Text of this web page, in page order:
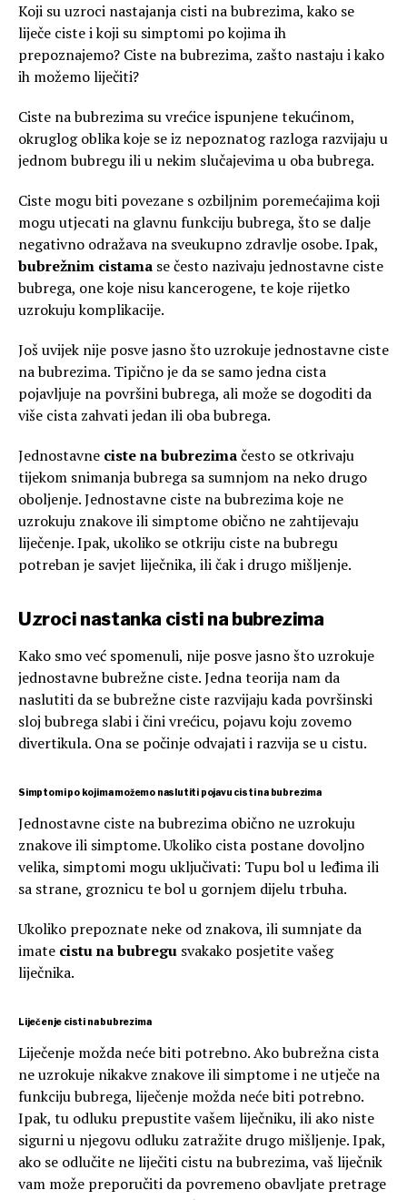
Koji su uzroci nastajanja cisti na bubrezima, kako se
liječe ciste i koji su simptomi po kojima ih
prepoznajemo? Ciste na bubrezima, zašto nastaju i kako
ih možemo liječiti?
Ciste na bubrezima su vrećice ispunjene tekućinom,
okruglog oblika koje se iz nepoznatog razloga razvijaju u
jednom bubregu ili u nekim slučajevima u oba bubrega.
Ciste mogu biti povezane s ozbiljnim poremećajima koji
mogu utjecati na glavnu funkciju bubrega, što se dalje
negativno odražava na sveukupno zdravlje osobe. Ipak,
bubrežnim cistama se često nazivaju jednostavne ciste
bubrega, one koje nisu kancerogene, te koje rijetko
uzrokuju komplikacije.
Još uvijek nije posve jasno što uzrokuje jednostavne ciste
na bubrezima. Tipično je da se samo jedna cista
pojavljuje na površini bubrega, ali može se dogoditi da
više cista zahvati jedan ili oba bubrega.
Jednostavne ciste na bubrezimačesto se otkrivaju
tijekom snimanja bubrega sa sumnjom na neko drugo
oboljenje. Jednostavne ciste na bubrezima koje ne
uzrokuju znakove ili simptome obično ne zahtijevaju
liječenje. Ipak, ukoliko se otkriju ciste na bubregu
potreban je savjet liječnika, ili čak i drugo mišljenje.
Uzroci nastanka cisti na bubrezima
Kako smo već spomenuli, nije posve jasno što uzrokuje
jednostavne bubrežne ciste. Jedna teorija nam da
naslutiti da se bubrežne ciste razvijaju kada površinski
sloj bubrega slabi i čini vrećicu, pojavu koju zovemo
divertikula. Ona se počinje odvajati i razvija se u cistu.
Simptomi po kojima možemo naslutiti pojavu cisti na bubrezima
Jednostavne ciste na bubrezima obično ne uzrokuju
znakove ili simptome. Ukoliko cista postane dovoljno
velika, simptomi mogu uključivati: Tupu bol u leđima ili
sa strane, groznicu te bol u gornjem dijelu trbuha.
Ukoliko prepoznate neke od znakova, ili sumnjate da
imate cistu na bubregu svakako posjetite vašeg
liječnika.
Liječenje cisti na bubrezima
Liječenje možda neće biti potrebno. Ako bubrežna cista
ne uzrokuje nikakve znakove ili simptome i ne utječe na
funkciju bubrega, liječenje možda neće biti potrebno.
Ipak, tu odluku prepustite vašem liječniku, ili ako niste
sigurni u njegovu odluku zatražite drugo mišljenje. Ipak,
ako se odlučite ne liječiti cistu na bubrezima, vaš liječnik
vam može preporučiti da povremeno obavljate pretrage